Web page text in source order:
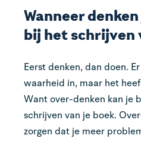
Wanneer
bij het schrijven
Eerst denken, dan doen.
waarheid in, maar het
Want over-denken kan je
schrijven van je boek.
zorgen dat je meer